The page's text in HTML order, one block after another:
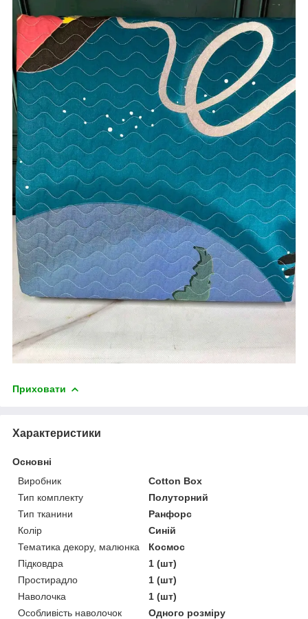
Приховати
Характеристики
Основні
Виробник
Cotton Box
Тип комплекту
Полуторний
Тип тканини
Ранфорс
Колір
Синій
Тематика декору, малюнка
Космос
Підковдра
1 (шт)
Простирадло
1 (шт)
Наволочка
1 (шт)
Особливість наволочок
Одного розміру